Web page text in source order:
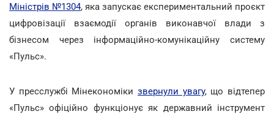
Міністрів №1304, яка запускає експериментальний проєкт
цифровізації взаємодії органів виконавчої влади з
бізнесом через інформаційно-комунікаційну систему
«Пульс».
У пресслужбі Мінекономіки звернули увагу, що відтепер
«Пульс» офіційно функціонує як державний інструмент